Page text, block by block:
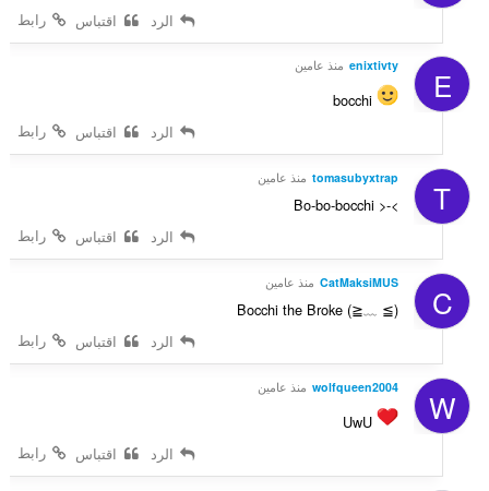
رابط الرد اقتباس
E
enixtivty منذ عامين
bocchi
رابط
الرد اقتباس
T
tomasubyxtrap منذ عامين
Bo-bo-bocchi >-<
رابط
الرد اقتباس
C
CatMaksiMUS منذ عامين
Bocchi the Broke (≧﹏ ≦)
رابط
الرد اقتباس
W
wolfqueen2004 منذ عامين
UwU
رابط
الرد اقتباس